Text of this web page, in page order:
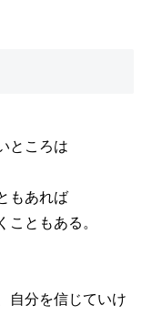
ところは
もあれば
ともある。
自分を信じていけ